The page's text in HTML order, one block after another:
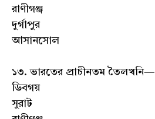
রাণীগঞ্জ
দুর্গাপুর
আসানসোল
১৩. ভারতের প্রাচীনতম তৈলখনি—
ডিবগয়
সুরাট